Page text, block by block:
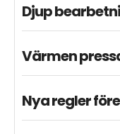
Djup
Värmen
Nya regler